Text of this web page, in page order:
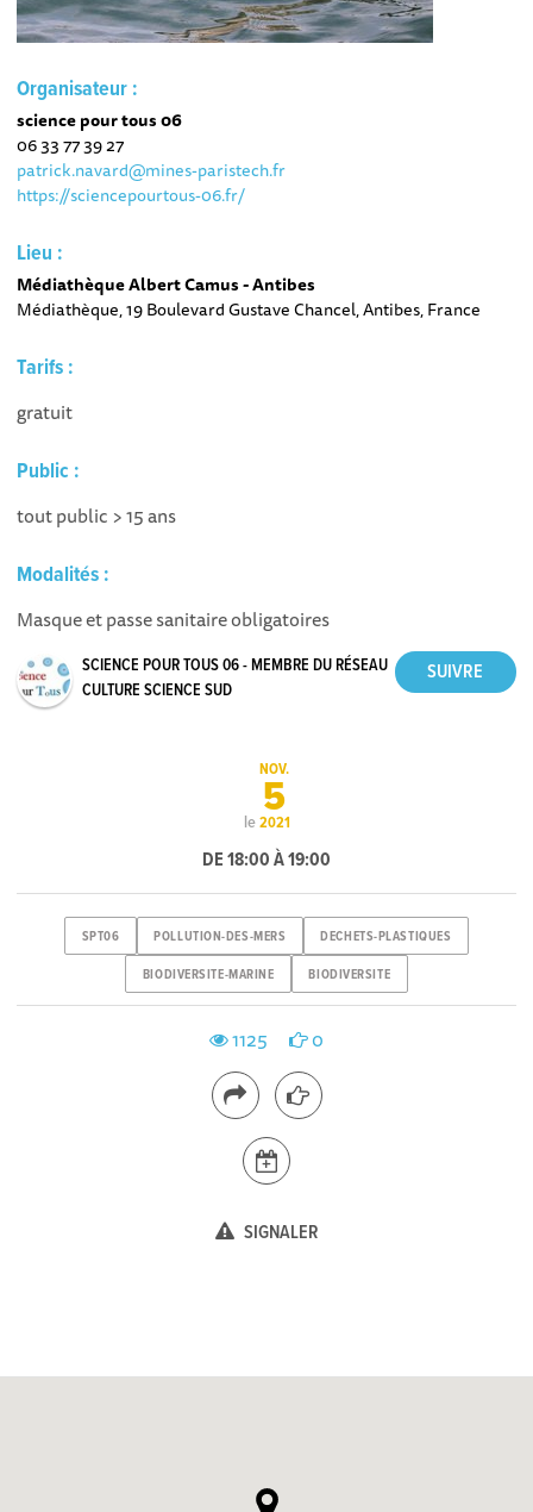
Organisateur :
science pour tous 06
06 33 77 39 27
patrick.navard@mines-paristech.fr
https://sciencepourtous-06.fr/
Lieu :
Médiathèque Albert Camus - Antibes
Médiathèque, 19 Boulevard Gustave Chancel, Antibes, France
Tarifs :
gratuit
Public :
tout public > 15 ans
Modalités :
Masque et passe sanitaire obligatoires
SCIENCE POUR TOUS 06 - MEMBRE DU RÉSEAU
CULTURE SCIENCE SUD
le
NOV.
5
2021
DE 18:00 À 19:00
SPT06 POLLUTION-DES-MERS DECHETS-PLASTIQUES
BIODIVERSITE-MARINE BIODIVERSITE
1125 0
SIGNALER